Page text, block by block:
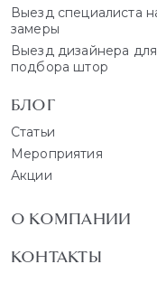
Выезд специалиста
замеры
Выезд дизайнера для
подбора штор
БЛОГ
Статьи
Мероприятия
Акции
О КОМПАНИИ
КОНТАКТЫ